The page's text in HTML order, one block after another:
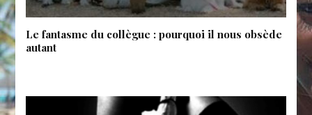
Le fantasme du collègue : pourquoi il nous obsède
autant